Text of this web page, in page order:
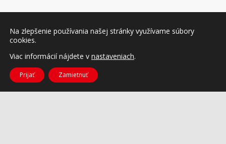
Na zlepšenie používania našej stránky využívame súbory
cookies.
Viac informácií nájdete v nastaveniach.
Prijať Zamietnuť